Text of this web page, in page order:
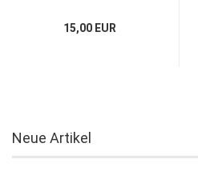
15,00 EUR
Neue Artikel